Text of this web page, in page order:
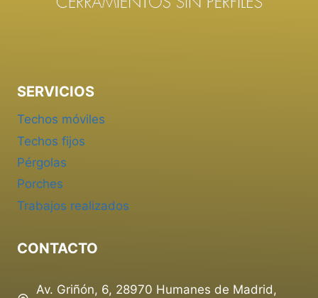
SERVICIOS
Techos móviles
Techos fijos
Pérgolas
Porches
Trabajos realizados
CONTACTO
Av. Griñón, 6, 28970 Humanes de Madrid,